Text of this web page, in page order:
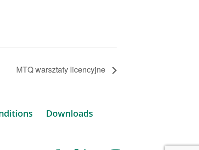
MTQ warsztaty licencyjne
Downloads